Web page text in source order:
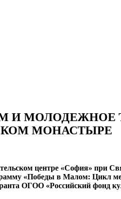
И МОЛОДЕЖНОЕ
МОНАСТЫРЕ
центре «София» при
«Победы в Малом: Цикл
ОГОО «Российский фонд